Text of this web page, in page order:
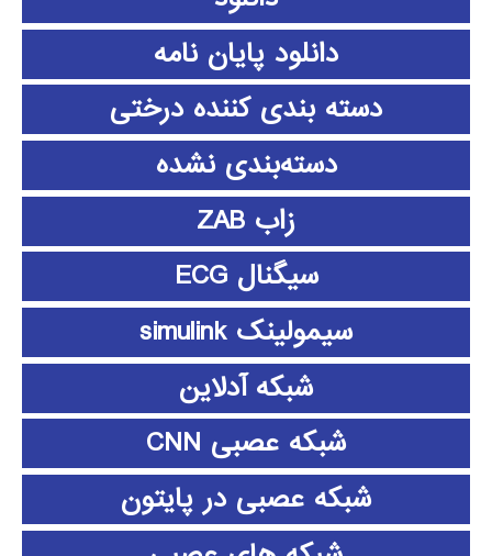
دانلود پايان نامه
دسته بندی کننده درختی
دسته‌بندی نشده
زاب ZAB
سیگنال ECG
سیمولینک simulink
شبکه آدلاین
شبکه عصبی CNN
شبکه عصبی در پایتون